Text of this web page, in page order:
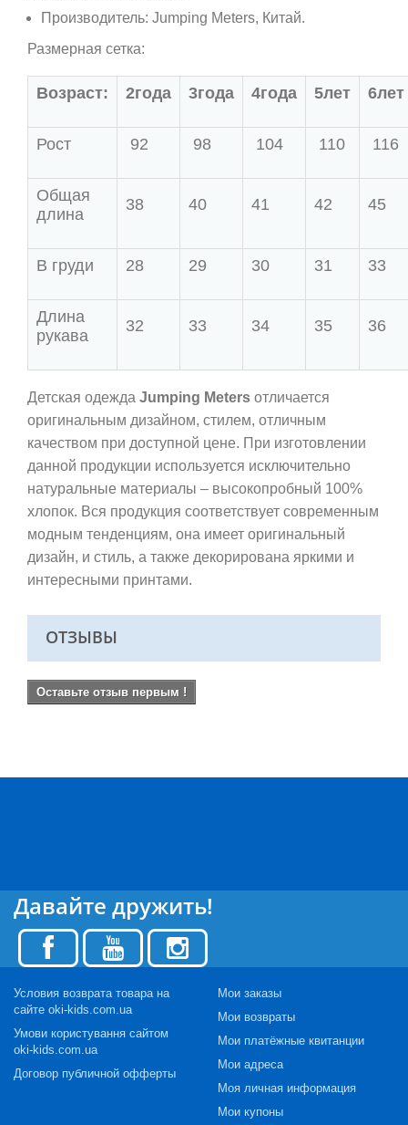
Производитель: Jumping Meters, Китай.
Размерная сетка:
Возраст: 2года 3года 4года 5лет 6лет
Рост 92 98 104 110 116
Общая
длина
38 40 41 42 45
В груди 28 29 30 31 33
Длина
рукава
32 33 34 35 36
Детская одежда Jumping Meters отличается
оригинальным дизайном, стилем, отличным
качеством при доступной цене. При изготовлении
данной продукции используется исключительно
натуральные материалы – высокопробный 100%
хлопок. Вся продукция соответствует современным
модным тенденциям, она имеет оригинальный
дизайн, и стиль, а также декорирована яркими и
интересными принтами.
ОТЗЫВЫ
Оставьте отзыв первым !
Давайте дружить!
Условия возврата товара на
сайте oki-kids.com.ua
Умови користування сайтом
oki-kids.com.ua
Договор публичной офферты
Мои заказы
Мои возвраты
Мои платёжные квитанции
Мои адреса
Моя личная информация
Мои купоны